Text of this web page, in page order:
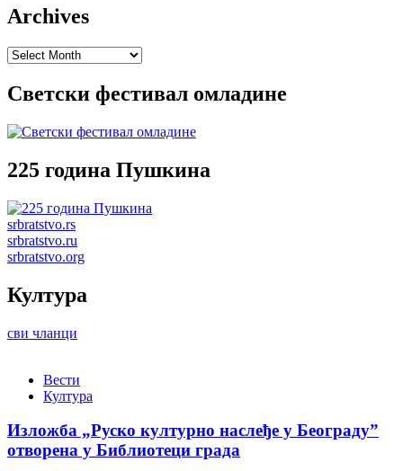
Archives
Archives
Светски фестивал омладине
225 година Пушкина
srbratstvo.rs
srbratstvo.ru
srbratstvo.org
Култура
сви чланци
Вести
Култура
Изложба „Руско културно наслеђе у Београду”
отворена у Библиотеци града